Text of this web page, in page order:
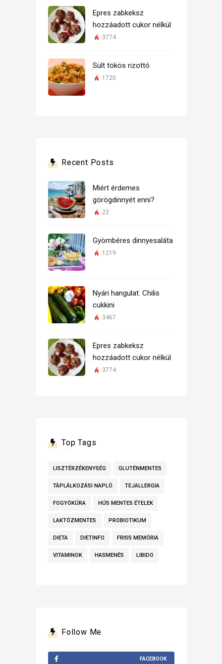
Epres zabkeksz
hozzáadott cukor nélkül
3774
Sült tökös rizottó
1720
Recent Posts
Miért érdemes
görögdinnyét enni?
22
Gyömbéres dinnyesaláta
1219
Nyári hangulat: Chilis
cukkini
3467
Epres zabkeksz
hozzáadott cukor nélkül
3774
Top Tags
LISZTÉRZÉKENYSÉG GLUTÉNMENTES
TÁPLÁLKOZÁSI NAPLÓ TEJALLERGIA
FOGYÓKÚRA HÚS MENTES ÉTELEK
LAKTÓZMENTES PROBIOTIKUM
DIETA DIETINFO FRISS MEMÓRIA
VITAMINOK HASMENÉS LIBIDO
Follow Me
FACEBOOK